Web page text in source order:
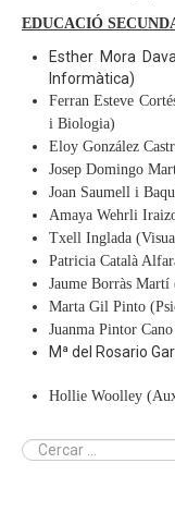
EDUCACIÓ
Esther Mora
Informàtica)
Ferran Esteve
i Biologia)
Eloy González
Josep Domingo
Joan Saumell i
Amaya Wehrli
Txell Inglada
Patricia Català
Jaume Borràs
Marta Gil Pinto
Juanma Pintor
Mª del Rosario
Hollie Woolley